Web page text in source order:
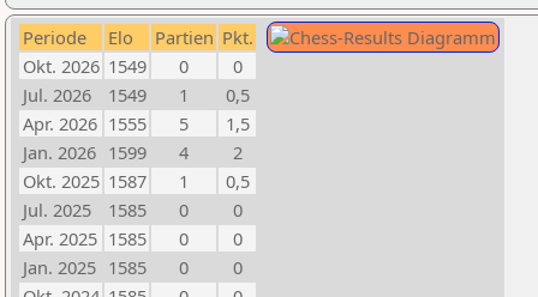
Periode Elo Partien Pkt.
Okt. 2026 1549 0
0
Jul. 2026
1549 1
0,5
Apr. 2026 1555 5
1,5
Jan. 2026 1599 4
2
Okt. 2025 1587 1
0,5
Jul. 2025
1585 0
0
Apr. 2025 1585 0
0
Jan. 2025 1585 0
0